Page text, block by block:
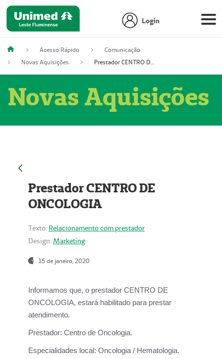
Login
Acesso Rápido
Comunicação
Novas Aquisições
Prestador CENTRO DE ONCOLOGIA
Novas Aquisições
Prestador CENTRO DE
ONCOLOGIA
Texto: Relacionamento com prestador
Design: Marketing
15 de janeiro, 2020
Informamos que, o prestador CENTRO DE
ONCOLOGIA, estará habilitado para prestar
atendimento.
Prestador: Centro de Oncologia.
Especialidades local: Oncologia / Hematologia.